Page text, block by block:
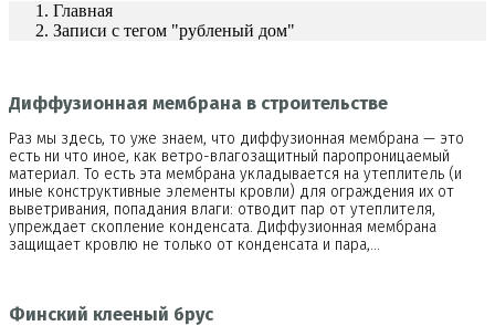
Главная
Записи с тегом "рубленый дом"
Диффузионная мембрана в строительстве
Раз мы здесь, то уже знаем, что диффузионная мембрана — это
есть ни что иное, как ветро-влагозащитный паропроницаемый
материал. То есть эта мембрана укладывается на утеплитель (и
иные конструктивные элементы кровли) для ограждения их от
выветривания, попадания влаги: отводит пар от утеплителя,
упреждает скопление конденсата. Диффузионная мембрана
защищает кровлю не только от конденсата и пара,…
Финский клееный брус